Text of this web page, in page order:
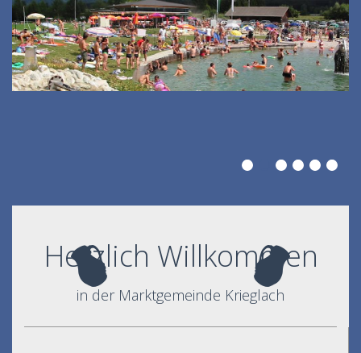
Herzlich Willkommen
in der Marktgemeinde Krieglach